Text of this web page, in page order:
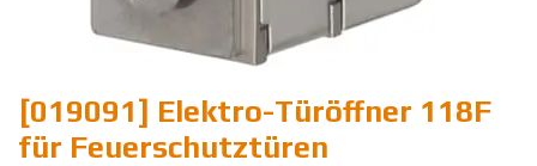
[019091] Elektro-Türöffner 118F
für Feuerschutztüren